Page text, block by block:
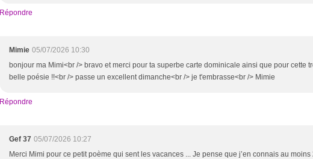
Répondre
Mimie 05/07/2026 10:30
bonjour ma Mimi<br /> bravo et merci pour ta superbe carte dominicale ainsi que pour cette
belle poésie !!<br /> passe un excellent dimanche<br /> je t'embrasse<br /> Mimie
Répondre
Gef 37 05/07/2026 10:27
Merci Mimi pour ce petit poème qui sent les vacances ... Je pense que j’en connais au moins